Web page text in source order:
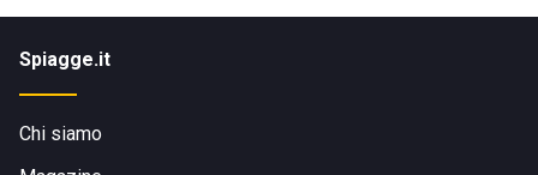
Spiagge.it
Chi siamo